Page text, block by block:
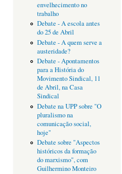
envelhecimento no
trabalho
Debate - A escola antes
do 25 de Abril
Debate - A quem serve a
austeridade?
Debate - Apontamentos
para a História do
Movimento Sindical, 11
de Abril, na Casa
Sindical
Debate na UPP sobre "O
pluralismo na
comunicação social,
hoje"
Debate sobre "Aspectos
históricos da formação
do marxismo", com
Guilhermino Monteiro